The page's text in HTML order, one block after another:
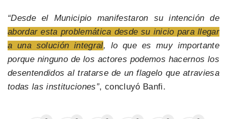
“Desde el Municipio manifestaron su intención de
abordar esta problemática desde su inicio para llegar
a una solución integral, lo que es muy importante
porque ninguno de los actores podemos hacernos los
desentendidos al tratarse de un flagelo que atraviesa
todas las instituciones”, concluyó Banfi.